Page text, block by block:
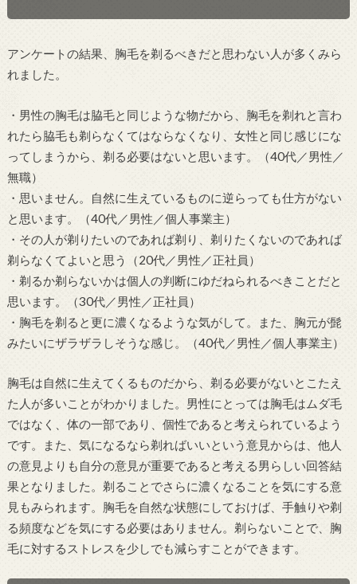
アンケートの結果、胸毛を剃るべきだと思わない人が多くみら
れました。
・男性の胸毛は脇毛と同じような物だから、胸毛を剃れと言わ
れたら脇毛も剃らなくてはならなくなり、女性と同じ感じにな
ってしまうから、剃る必要はないと思います。（40代／男性／
無職）
・思いません。自然に生えているものに逆らっても仕方がない
と思います。（40代／男性／個人事業主）
・その人が剃りたいのであれば剃り、剃りたくないのであれば
剃らなくてよいと思う（20代／男性／正社員）
・剃るか剃らないかは個人の判断にゆだねられるべきことだと
思います。（30代／男性／正社員）
・胸毛を剃ると更に濃くなるような気がして。また、胸元が髭
みたいにザラザラしそうな感じ。（40代／男性／個人事業主）
胸毛は自然に生えてくるものだから、剃る必要がないとこたえ
た人が多いことがわかりました。男性にとっては胸毛はムダ毛
ではなく、体の一部であり、個性であると考えられているよう
です。また、気になるなら剃ればいいという意見からは、他人
の意見よりも自分の意見が重要であると考える男らしい回答結
果となりました。剃ることでさらに濃くなることを気にする意
見もみられます。胸毛を自然な状態にしておけば、手触りや剃
る頻度などを気にする必要はありません。剃らないことで、胸
毛に対するストレスを少しでも減らすことができます。